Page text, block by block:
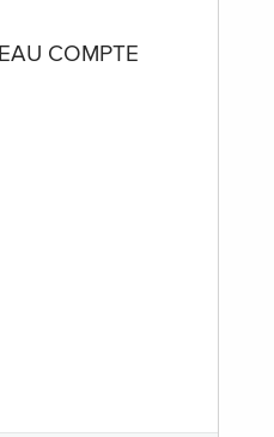
COMPTE